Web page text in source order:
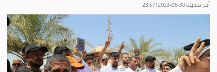
آخر تحديث 30-06-2023 | 23:57